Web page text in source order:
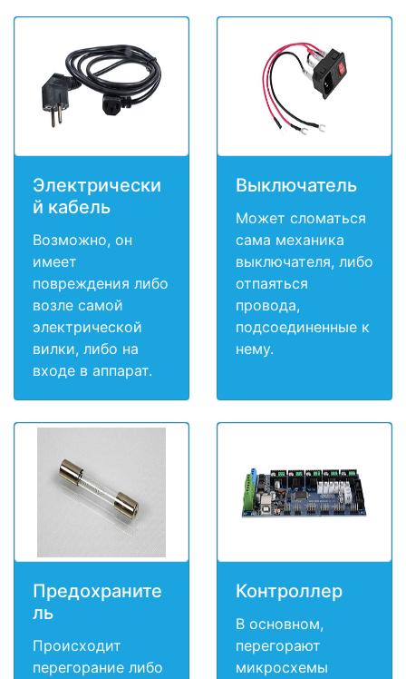
Электрически
й кабель
Возможно, он
имеет
повреждения либо
возле самой
электрической
вилки, либо на
входе в аппарат.
Выключатель
Может сломаться
сама механика
выключателя, либо
отпаяться
провода,
подсоединенные к
нему.
Предохраните
ль
Происходит
перегорание либо
Контроллер
В основном,
перегорают
микросхемы